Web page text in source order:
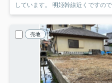
しています。 明姫幹線近くですの
売地